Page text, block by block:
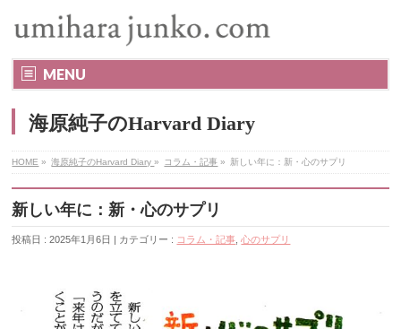
MENU
海原純子のHarvard Diary
HOME » 海原純子のHarvard Diary» コラム・記事 » 新しい年に：新・心のサプリ
新しい年に：新・心のサプリ
投稿日 : 2025年1月6日 | カテゴリー : コラム・記事 ,心のサプリ